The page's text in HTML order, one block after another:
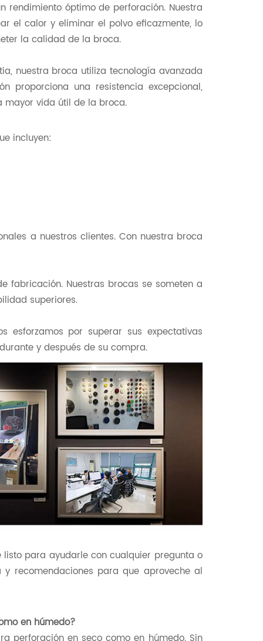
rendimiento óptimo de perforación. Nuestra
el calor y eliminar el polvo eficazmente, lo
la calidad de la broca.
nuestra broca utiliza tecnología avanzada
proporciona una resistencia excepcional,
mayor vida útil de la broca.
incluyen:
a nuestros clientes. Con nuestra broca
fabricación. Nuestras brocas se someten a
superiores.
esforzamos por superar sus expectativas
y después de su compra.
para ayudarle con cualquier pregunta o
recomendaciones para que aproveche al
en húmedo?